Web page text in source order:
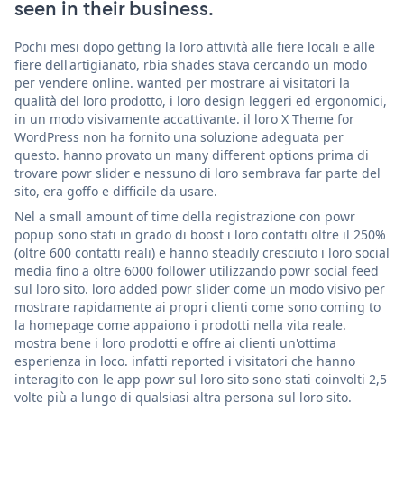
seen in their business.
Pochi mesi dopo getting la loro attività alle fiere locali e alle
fiere dell'artigianato, rbia shades stava cercando un modo
per vendere online. wanted per mostrare ai visitatori la
qualità del loro prodotto, i loro design leggeri ed ergonomici,
in un modo visivamente accattivante. il loro X Theme for
WordPress non ha fornito una soluzione adeguata per
questo. hanno provato un many different options prima di
trovare powr slider e nessuno di loro sembrava far parte del
sito, era goffo e difficile da usare.
Nel a small amount of time della registrazione con powr
popup sono stati in grado di boost i loro contatti oltre il 250%
(oltre 600 contatti reali) e hanno steadily cresciuto i loro social
media fino a oltre 6000 follower utilizzando powr social feed
sul loro sito. loro added powr slider come un modo visivo per
mostrare rapidamente ai propri clienti come sono coming to
la homepage come appaiono i prodotti nella vita reale.
mostra bene i loro prodotti e offre ai clienti un'ottima
esperienza in loco. infatti reported i visitatori che hanno
interagito con le app powr sul loro sito sono stati coinvolti 2,5
volte più a lungo di qualsiasi altra persona sul loro sito.